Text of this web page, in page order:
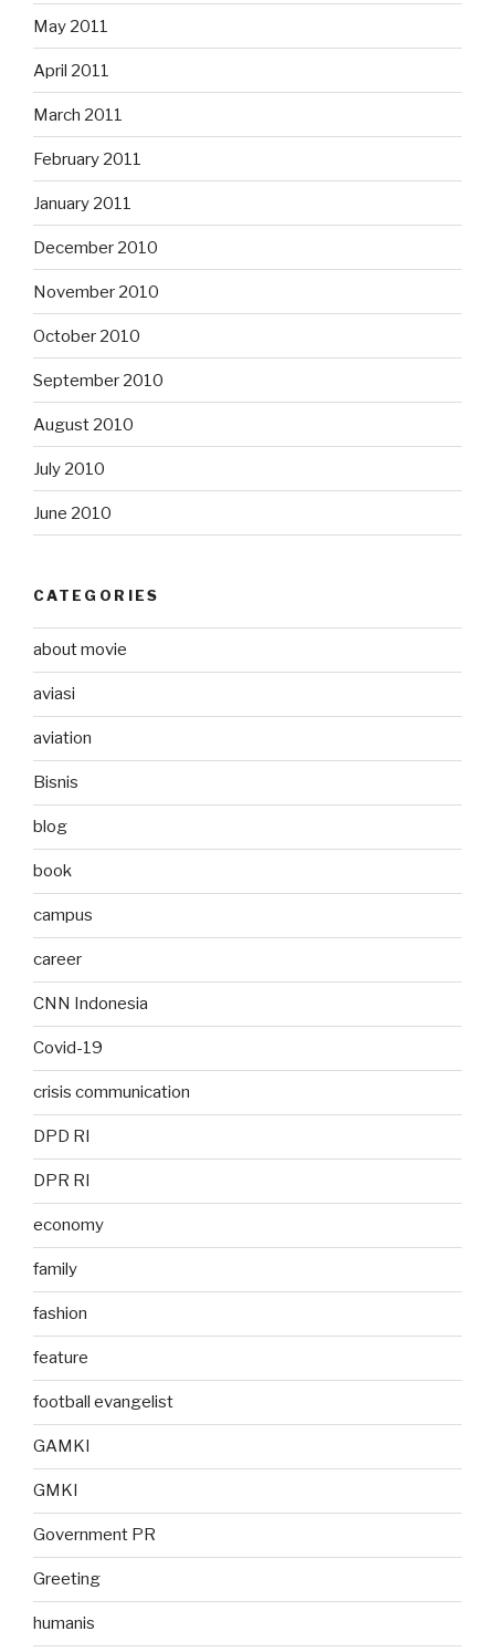
May 2011
April 2011
March 2011
February 2011
January 2011
December 2010
November 2010
October 2010
September 2010
August 2010
July 2010
June 2010
CATEGORIES
about movie
aviasi
aviation
Bisnis
blog
book
campus
career
CNN Indonesia
Covid-19
crisis communication
DPD RI
DPR RI
economy
family
fashion
feature
football evangelist
GAMKI
GMKI
Government PR
Greeting
humanis